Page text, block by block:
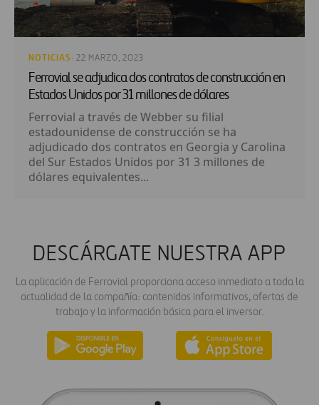
NOTICIAS · 22 MARZO, 2023
Ferrovial se adjudica dos contratos de construcción en
Estados Unidos por 31 millones de dólares
Ferrovial a través de Webber su filial
estadounidense de construcción se ha
adjudicado dos contratos en Georgia y Carolina
del Sur Estados Unidos por 31 3 millones de
dólares equivalentes...
DESCÁRGATE NUESTRA APP
La aplicación de Ferrovial proporciona acceso inmediato a toda la
actualidad de la compañía: contenidos informativos, ofertas de
trabajo y la información básica para el inversor.